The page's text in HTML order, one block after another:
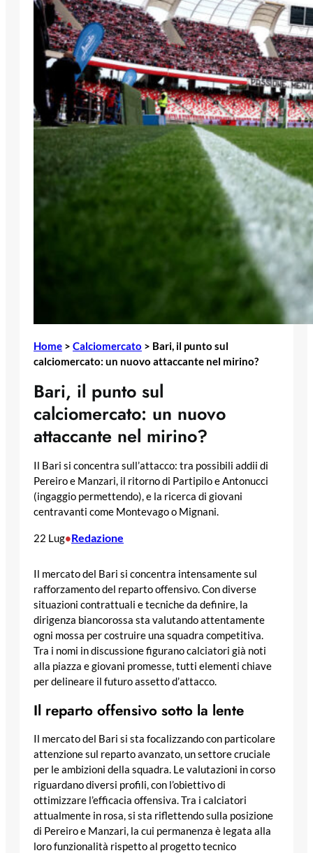
Home > Calciomercato > Bari, il punto sul
calciomercato: un nuovo attaccante nel mirino?
Bari, il punto sul
calciomercato: un nuovo
attaccante nel mirino?
Il Bari si concentra sull’attacco: tra possibili addii di
Pereiro e Manzari, il ritorno di Partipilo e Antonucci
(ingaggio permettendo), e la ricerca di giovani
centravanti come Montevago o Mignani.
22 Lug•Redazione
Il mercato del Bari si concentra intensamente sul
rafforzamento del reparto offensivo. Con diverse
situazioni contrattuali e tecniche da definire, la
dirigenza biancorossa sta valutando attentamente
ogni mossa per costruire una squadra competitiva.
Tra i nomi in discussione figurano calciatori già noti
alla piazza e giovani promesse, tutti elementi chiave
per delineare il futuro assetto d’attacco.
Il reparto offensivo sotto la lente
Il mercato del Bari si sta focalizzando con particolare
attenzione sul reparto avanzato, un settore cruciale
per le ambizioni della squadra. Le valutazioni in corso
riguardano diversi profili, con l’obiettivo di
ottimizzare l’efficacia offensiva. Tra i calciatori
attualmente in rosa, si sta riflettendo sulla posizione
di Pereiro e Manzari, la cui permanenza è legata alla
loro funzionalità rispetto al progetto tecnico